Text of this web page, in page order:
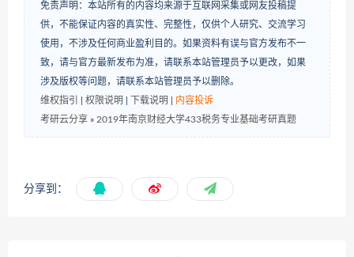
免责声明：本站所有的内容均来源于互联网采集或网友投稿提
供，不能保证内容的真实性、完整性，仅供个人研究、交流学习
使用，不涉及任何商业盈利目的。如果资料有误与官方发布不一
致，请与官方最新发布为准，请联系本站管理员予以更改，如果
涉及版权等问题，请联系本站管理员予以删除。
维权指引
权限说明 下载说明
内容投诉
考研云分享 » 2019年​南京财经大学433税务专业基础考研真题
分享到：